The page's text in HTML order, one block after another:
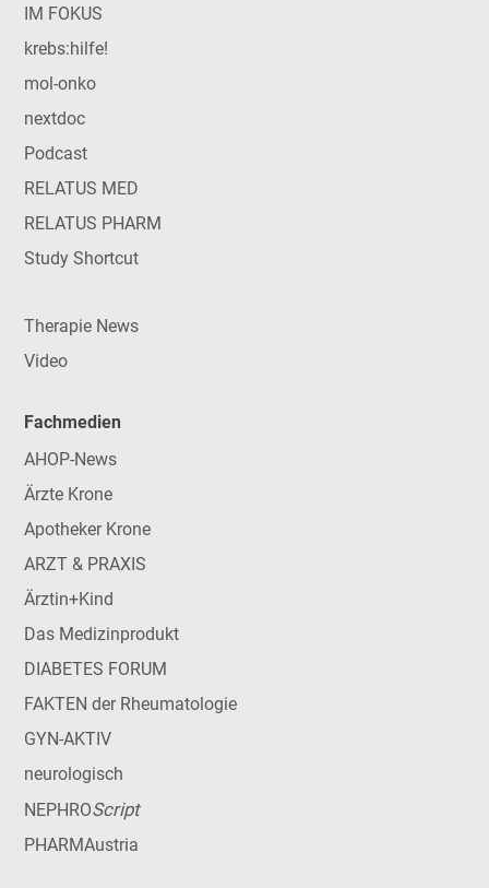
IM FOKUS
krebs:hilfe!
mol-onko
nextdoc
Podcast
RELATUS MED
RELATUS PHARM
Study Shortcut
Therapie News
Video
Fachmedien
AHOP-News
Ärzte Krone
Apotheker Krone
ARZT & PRAXIS
Ärztin+Kind
Das Medizinprodukt
DIABETES FORUM
FAKTEN der Rheumatologie
GYN-AKTIV
neurologisch
NEPHROScript
PHARMAustria